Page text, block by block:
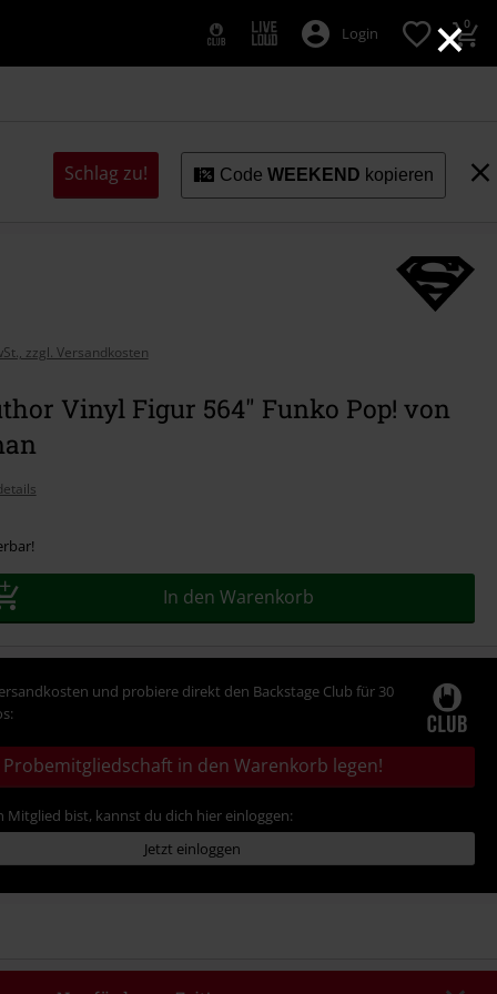
×
Login 0
Schlag zu! CodeWEEKEND kopieren
zzgl. Versandkosten
Vinyl Figur 564" Funko Pop! von
In den Warenkorb
und probiere direkt den Backstage Club für 30
Probemitgliedschaft in den Warenkorb legen!
Mitglied bist, kannst du dich hier einloggen:
Jetzt einloggen